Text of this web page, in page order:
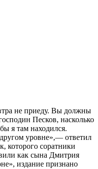
не приеду. Вы должны
Песков, насколько
я там находился.
уровне»,— ответил
которого соратники
как сына Дмитрия
издание признано